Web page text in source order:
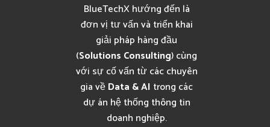
BlueTechX hướng đến là
đơn vị tư vấn và triển khai
giải pháp hàng đầu
(Solutions Consulting) cùng
với sự cố vấn từ các chuyên
gia vềData & AI trong các
dự án hệ thống thông tin
doanh nghiệp.